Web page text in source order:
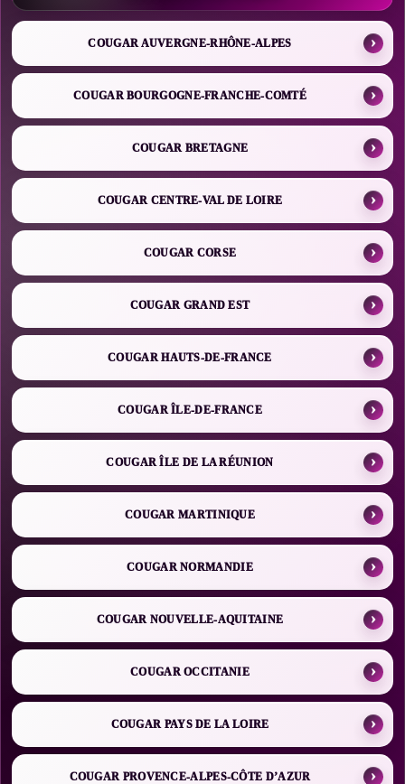
COUGAR AUVERGNE-RHÔNE-ALPES
COUGAR BOURGOGNE-FRANCHE-COMTÉ
COUGAR BRETAGNE
COUGAR CENTRE-VAL DE LOIRE
COUGAR CORSE
COUGAR GRAND EST
COUGAR HAUTS-DE-FRANCE
COUGAR ÎLE-DE-FRANCE
COUGAR ÎLE DE LA RÉUNION
COUGAR MARTINIQUE
COUGAR NORMANDIE
COUGAR NOUVELLE-AQUITAINE
COUGAR OCCITANIE
COUGAR PAYS DE LA LOIRE
COUGAR PROVENCE-ALPES-CÔTE D’AZUR